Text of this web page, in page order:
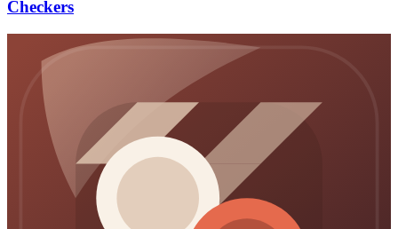
Checkers